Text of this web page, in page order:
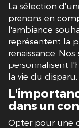
La sélection
prenons en
l'ambiance
représentent la
renaissance.
personnalisent
la vie du disparu.
dans un
Opter pour une